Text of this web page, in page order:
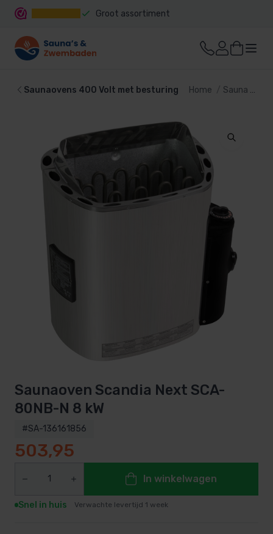
Groot assortiment
Saunaovens 400 Volt met besturing Home Sauna
Saunaoven Scandia Next SCA-
80NB-N 8 kW
#SA-136161856
503,95
In winkelwagen
Snel in huis Verwachte levertijd 1 week